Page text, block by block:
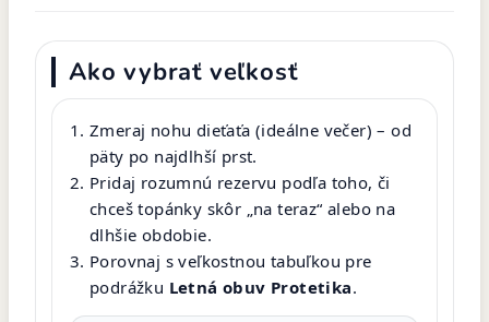
Ako vybrať veľkosť
Zmeraj nohu dieťaťa (ideálne večer) – od
päty po najdlhší prst.
Pridaj rozumnú rezervu podľa toho, či
chceš topánky skôr „na teraz“ alebo na
dlhšie obdobie.
Porovnaj s veľkostnou tabuľkou pre
podrážku Letná obuv Protetika.